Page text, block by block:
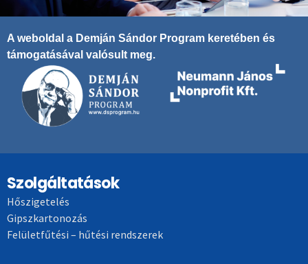
A weboldal a Demján Sándor Program keretében és
támogatásával valósult meg.
Szolgáltatások
Hőszigetelés
Gipszkartonozás
Felületfűtési – hűtési rendszerek